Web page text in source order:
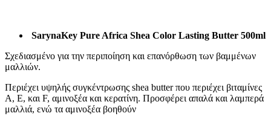
SarynaKey Pure Africa Shea Color Lasting Butter 500ml
Σχεδιασμένο για την περιποίηση και επανόρθωση των βαμμένων
μαλλιών.
Περιέχει υψηλής συγκέντρωσης shea butter που περιέχει βιταμίνες
Α, Ε, και F, αμινοξέα και κερατίνη. Προσφέρει απαλά και λαμπερά
μαλλιά, ενώ τα αμινοξέα βοηθούν